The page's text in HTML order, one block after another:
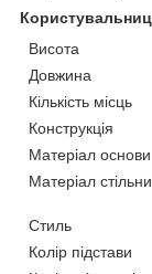
Висота
Довжина
Кількість місць
Конструкція
Матеріал основи
Матеріал
Стиль
Колір підстави